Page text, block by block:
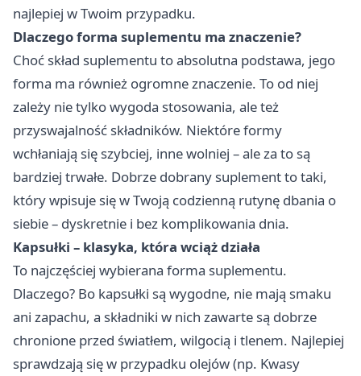
najlepiej w Twoim przypadku.
Dlaczego forma suplementu ma znaczenie?
Choć skład suplementu to absolutna podstawa, jego
forma ma również ogromne znaczenie. To od niej
zależy nie tylko wygoda stosowania, ale też
przyswajalność składników. Niektóre formy
wchłaniają się szybciej, inne wolniej – ale za to są
bardziej trwałe. Dobrze dobrany suplement to taki,
który wpisuje się w Twoją codzienną rutynę dbania o
siebie – dyskretnie i bez komplikowania dnia.
Kapsułki – klasyka, która wciąż działa
To najczęściej wybierana forma suplementu.
Dlaczego? Bo kapsułki są wygodne, nie mają smaku
ani zapachu, a składniki w nich zawarte są dobrze
chronione przed światłem, wilgocią i tlenem. Najlepiej
sprawdzają się w przypadku olejów (np. Kwasy